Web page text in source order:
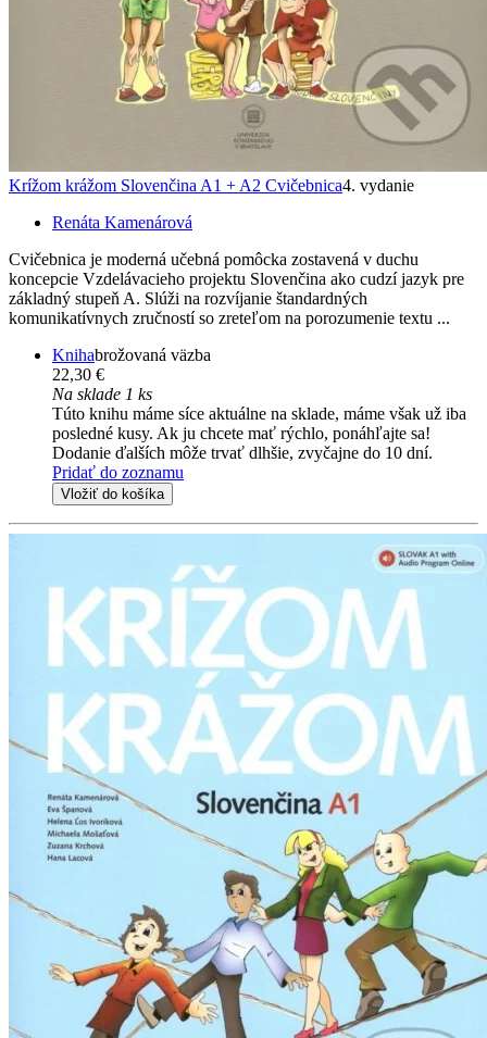
Krížom krážom Slovenčina A1 + A2 Cvičebnica4. vydanie
Renáta Kamenárová
Cvičebnica je moderná učebná pomôcka zostavená v duchu
koncepcie Vzdelávacieho projektu Slovenčina ako cudzí jazyk pre
základný stupeň A. Slúži na rozvíjanie štandardných
komunikatívnych zručností so zreteľom na porozumenie textu ...
Knihabrožovaná väzba
22,30 €
Na sklade 1 ks
Túto knihu máme síce aktuálne na sklade, máme však už iba
posledné kusy. Ak ju chcete mať rýchlo, ponáhľajte sa!
Dodanie ďalších môže trvať dlhšie, zvyčajne do 10 dní.
Pridať do zoznamu
Vložiť do košíka